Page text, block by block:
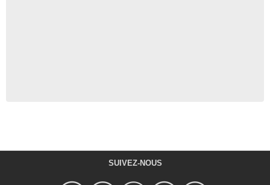
SUIVEZ-NOUS